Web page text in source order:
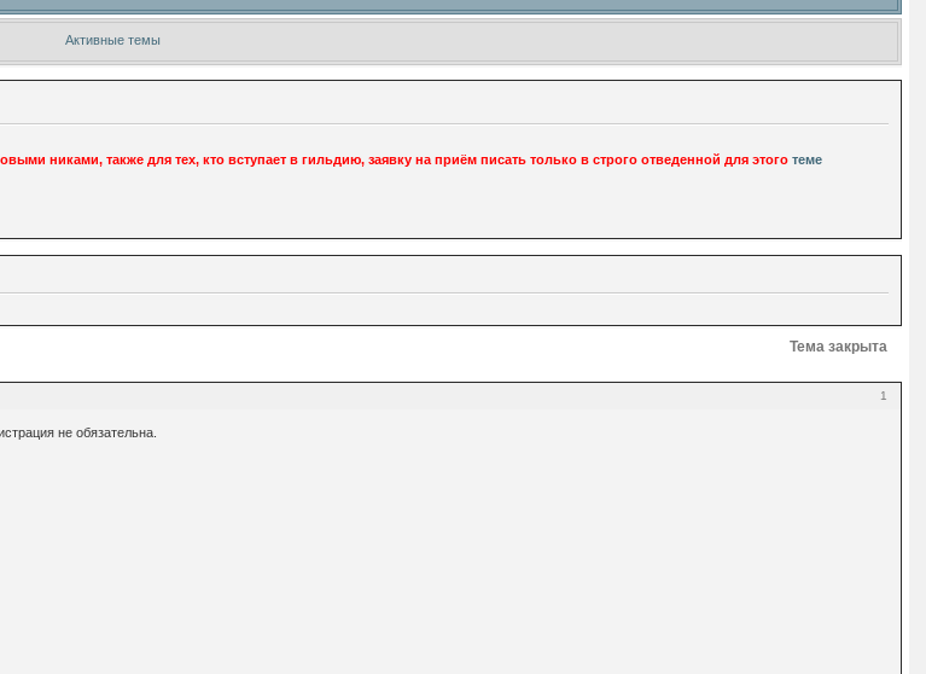
Активные темы
никами, также для тех, кто вступает в гильдию, заявку на приём писать только в строго отведенной для этоготеме
Тема закрыта
1
не обязательна.